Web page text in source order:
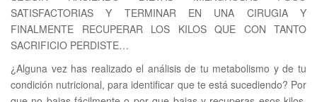
SATISFACTORIAS Y TERMINAR EN UNA CIRUGIA Y
FINALMENTE RECUPERAR LOS KILOS QUE CON TANTO
SACRIFICIO PERDISTE…
¿Alguna vez has realizado el análisis de tu metabolismo y de tu
condición nutricional, para identificar que te está sucediendo? Por